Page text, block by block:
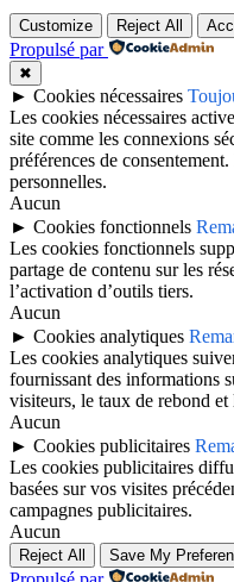
Customize Reject All
Propulsé par
✖
► Cookies nécessaires
Les cookies nécessaires
site comme les connexions
préférences de
personnelles.
Aucun
► Cookies fonctionnels
Les cookies fonctionnels
partage de contenu sur les
l’activation d’outils tiers.
Aucun
► Cookies analytiques
Les cookies analytiques
fournissant des informations
visiteurs, le taux de rebond et
Aucun
► Cookies publicitaires
Les cookies publicitaires
basées sur vos visites
campagnes publicitaires.
Aucun
Reject All Save My